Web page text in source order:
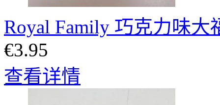
Royal Family 巧克力味大
€3.95
查看详情